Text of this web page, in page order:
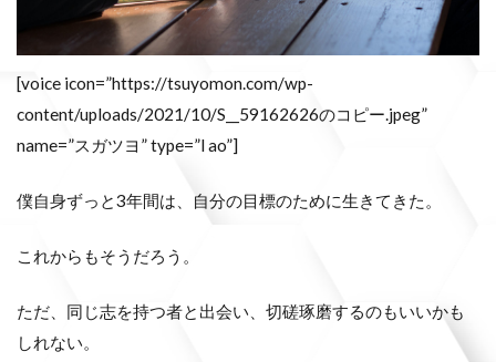
[voice icon=”https://tsuyomon.com/wp-
content/uploads/2021/10/S__59162626のコピー.jpeg”
name=”スガツヨ” type=”l ao”]
僕自身ずっと3年間は、自分の目標のために生きてきた。
これからもそうだろう。
ただ、同じ志を持つ者と出会い、切磋琢磨するのもいいかも
しれない。